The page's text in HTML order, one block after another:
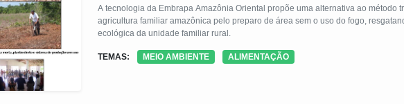
A tecnologia da Embrapa Amazônia Oriental propõe uma alternativa ao método
agricultura familiar amazônica pelo preparo de área sem o uso do fogo,
ecológica da unidade familiar rural.
TEMAS: MEIO AMBIENTE ALIMENTAÇÃO